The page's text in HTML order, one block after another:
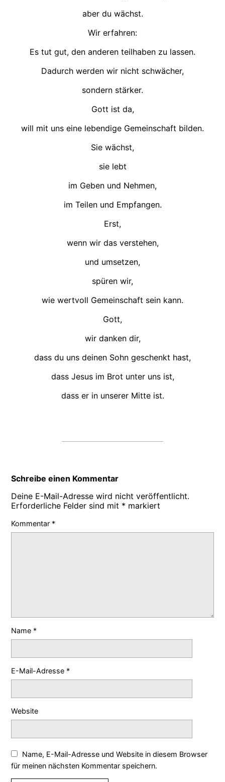
aber du wächst.
Wir erfahren:
Es tut gut, den anderen teilhaben zu lassen.
Dadurch werden wir nicht schwächer,
sondern stärker.
Gott ist da,
will mit uns eine lebendige Gemeinschaft bilden.
Sie wächst,
sie lebt
im Geben und Nehmen,
im Teilen und Empfangen.
Erst,
wenn wir das verstehen,
und umsetzen,
spüren wir,
wie wertvoll Gemeinschaft sein kann.
Gott,
wir danken dir,
dass du uns deinen Sohn geschenkt hast,
dass Jesus im Brot unter uns ist,
dass er in unserer Mitte ist.
Schreibe einen Kommentar
Deine E-Mail-Adresse wird nicht veröffentlicht.
Erforderliche Felder sind mit * markiert
Kommentar *
Name *
E-Mail-Adresse *
Website
Name, E-Mail-Adresse und Website in diesem Browser
für meinen nächsten Kommentar speichern.